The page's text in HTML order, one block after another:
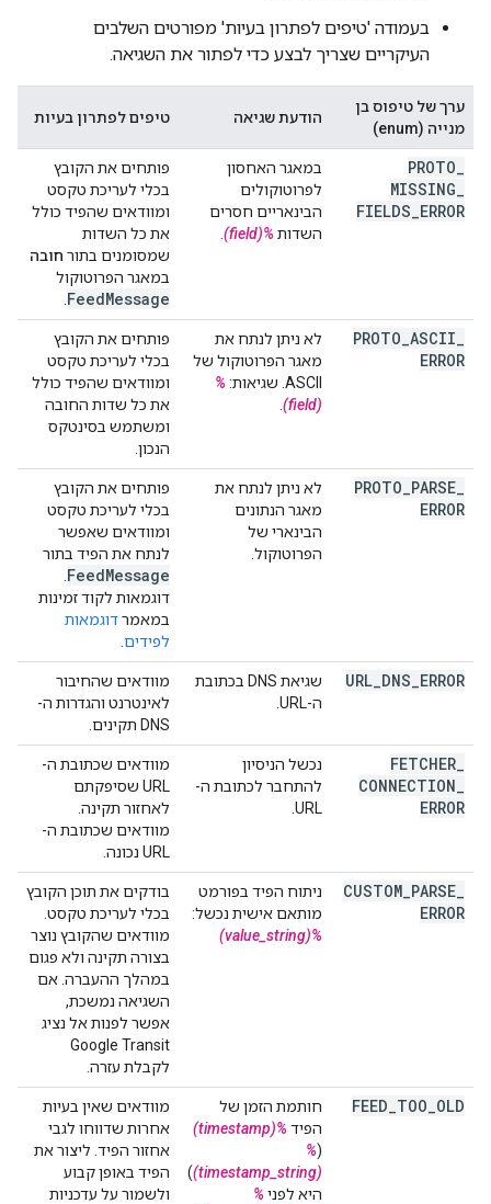
בעמודה 'טיפים לפתרון בעיות' מפורטים השלבים
העיקריים שצריך לבצע כדי לפתור את השגיאה.
ערך של טיפוס בן
מנייה (enum)
הודעת שגיאה טיפים לפתרון בעיות
PROTO
MISSING
FIELDS ERROR
במאגר האחסון
לפרוטוקולים
הבינאריים חסרים
השדות %(field)
פותחים את הקובץ
בכלי לעריכת טקסט
ומוודאים שהפיד כולל
את כל השדות
שמסומנים בתור חובה
במאגר הפרוטוקול
FeedMessage
PROTO ASCII
ERROR
לא ניתן לנתח את
מאגר הפרוטוקול של
ASCII. שגיאות:
%
(field)
פותחים את הקובץ
בכלי לעריכת טקסט
ומוודאים שהפיד כולל
את כל שדות החובה
ומשתמש בסינטקס
הנכון.
PROTO PARSE
ERROR
לא ניתן לנתח את
מאגר הנתונים
הבינארי של
הפרוטוקול.
פותחים את הקובץ
בכלי לעריכת טקסט
ומוודאים שאפשר
לנתח את הפיד בתור
FeedMessage
דוגמאות לקוד זמינות
במאמרדוגמאות
לפידים
URL DNS ERROR
שגיאת DNS בכתובת
ה-URL.
מוודאים שהחיבור
לאינטרנט והגדרות ה-
DNS תקינים.
FETCHER
CONNECTION
ERROR
נכשל הניסיון
להתחבר לכתובת ה-
URL.
מוודאים שכתובת ה-
URL שסיפקתם
לאחזור תקינה.
מוודאים שכתובת ה-
URL נכונה.
CUSTOM PARSE
ERROR
ניתוח הפיד בפורמט
מותאם אישית נכשל:
%(value_string)
בודקים את תוכן הקובץ
בכלי לעריכת טקסט.
מוודאים שהקובץ נוצר
בצורה תקינה ולא פגום
במהלך ההעברה. אם
השגיאה נמשכת,
אפשר לפנות אל נציג
Google Transit
לקבלת עזרה.
FEED TOO OLD
חותמת הזמן של
הפיד %(timestamp)
(
%
(timestamp_string)
)
היא לפני %
מוודאים שאין בעיות
אחרות שדווחו לגבי
אחזור הפיד. ליצור את
הפיד באופן קבוע
ולשמור על עדכניות